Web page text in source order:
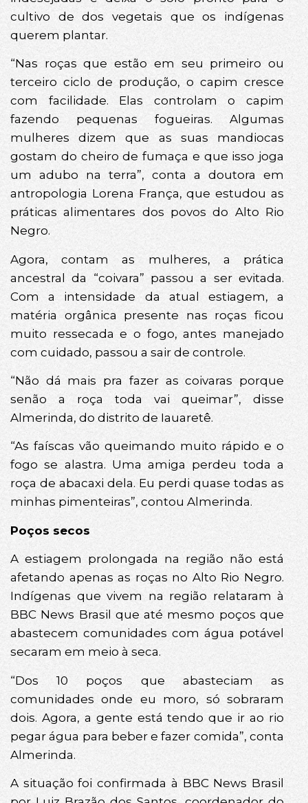
cultivo de dos vegetais que os indígenas
querem plantar.
“Nas roças que estão em seu primeiro ou
terceiro ciclo de produção, o capim cresce
com facilidade. Elas controlam o capim
fazendo pequenas fogueiras. Algumas
mulheres dizem que as suas mandiocas
gostam do cheiro de fumaça e que isso joga
um adubo na terra”, conta a doutora em
antropologia Lorena França, que estudou as
práticas alimentares dos povos do Alto Rio
Negro.
Agora, contam as mulheres, a prática
ancestral da “coivara” passou a ser evitada.
Com a intensidade da atual estiagem, a
matéria orgânica presente nas roças ficou
muito ressecada e o fogo, antes manejado
com cuidado, passou a sair de controle.
“Não dá mais pra fazer as coivaras porque
senão a roça toda vai queimar”, disse
Almerinda, do distrito de Iauaretê.
“As faíscas vão queimando muito rápido e o
fogo se alastra. Uma amiga perdeu toda a
roça de abacaxi dela. Eu perdi quase todas as
minhas pimenteiras”, contou Almerinda.
Poços secos
A estiagem prolongada na região não está
afetando apenas as roças no Alto Rio Negro.
Indígenas que vivem na região relataram à
BBC News Brasil que até mesmo poços que
abastecem comunidades com água potável
secaram em meio à seca.
“Dos 10 poços que abasteciam as
comunidades onde eu moro, só sobraram
dois. Agora, a gente está tendo que ir ao rio
pegar água para beber e fazer comida”, conta
Almerinda.
A situação foi confirmada à BBC News Brasil